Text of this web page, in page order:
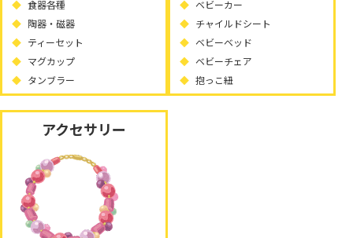
食器各種
陶器・磁器
ティーセット
マグカップ
タンブラー
ベビーカー
チャイルドシート
ベビーベッド
ベビーチェア
抱っこ紐
アクセサリー